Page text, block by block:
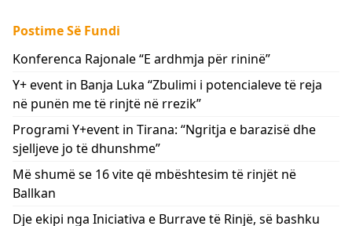
Postime Së Fundi
Konferenca Rajonale “E ardhmja për rininë”
Y+ event in Banja Luka “Zbulimi i potencialeve të reja
në punën me të rinjtë në rrezik”
Programi Y+event in Tirana: “Ngritja e barazisë dhe
sjelljeve jo të dhunshme”
Më shumë se 16 vite që mbështesim të rinjët në
Ballkan
Dje ekipi nga Iniciativa e Burrave të Rinjë, së bashku